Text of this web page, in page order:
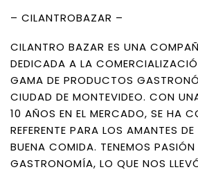
– CILANTROBAZAR –
CILANTRO BAZAR ES UNA
DEDICADA A LA
GAMA DE PRODUCTOS
CIUDAD DE MONTEVIDEO. CON
10 AÑOS EN EL MERCADO, SE HA
REFERENTE PARA LOS AMANTES
BUENA COMIDA. TENEMOS PASIÓN
GASTRONOMÍA, LO QUE NOS